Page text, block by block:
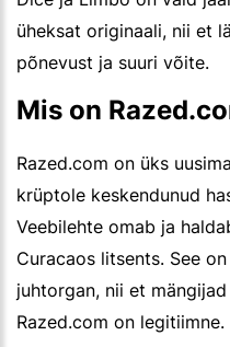
üheksat originaali, nii et
põnevust ja suuri võite.
Mis on
Razed.com on üks
krüptole keskendunud
Veebilehte omab ja
Curacaos litsents. See
juhtorgan, nii et
Razed.com on legitiimne.